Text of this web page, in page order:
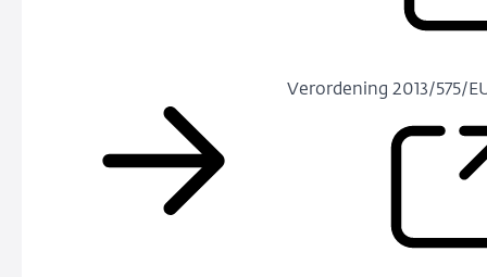
Verordening 2013/575/